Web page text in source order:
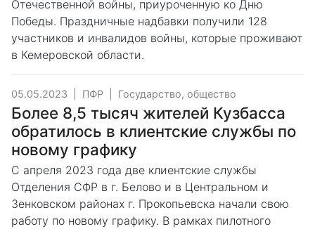
Отечественной войны, приуроченную ко Дню
Победы. Праздничные надбавки получили 128
участников и инвалидов войны, которые проживают
в Кемеровской области.
05.05.2023 ПФР Государство, общество
Более 8,5 тысяч жителей Кузбасса
обратилось в клиентские службы по
новому графику
С апреля 2023 года две клиентские службы
Отделения СФР в г. Белово и в Центральном и
Зенковском районах г. Прокопьевска начали свою
работу по новому графику. В рамках пилотного